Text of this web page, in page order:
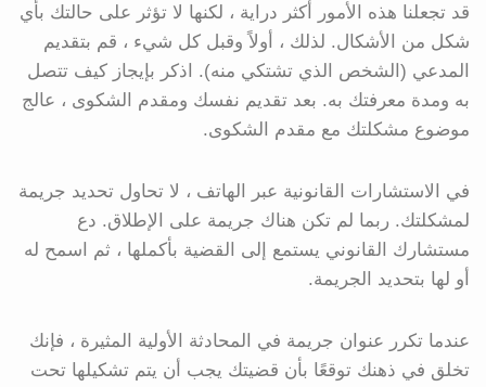
قد تجعلنا هذه الأمور أكثر دراية ، لكنها لا تؤثر على حالتك بأي
شكل من الأشكال. لذلك ، أولاً وقبل كل شيء ، قم بتقديم
المدعي (الشخص الذي تشتكي منه). اذكر بإيجاز كيف تتصل
به ومدة معرفتك به. بعد تقديم نفسك ومقدم الشكوى ، عالج
موضوع مشكلتك مع مقدم الشكوى.
في الاستشارات القانونية عبر الهاتف ، لا تحاول تحديد جريمة
لمشكلتك. ربما لم تكن هناك جريمة على الإطلاق. دع
مستشارك القانوني يستمع إلى القضية بأكملها ، ثم اسمح له
أو لها بتحديد الجريمة.
عندما تكرر عنوان جريمة في المحادثة الأولية المثيرة ، فإنك
تخلق في ذهنك توقعًا بأن قضيتك يجب أن يتم تشكيلها تحت